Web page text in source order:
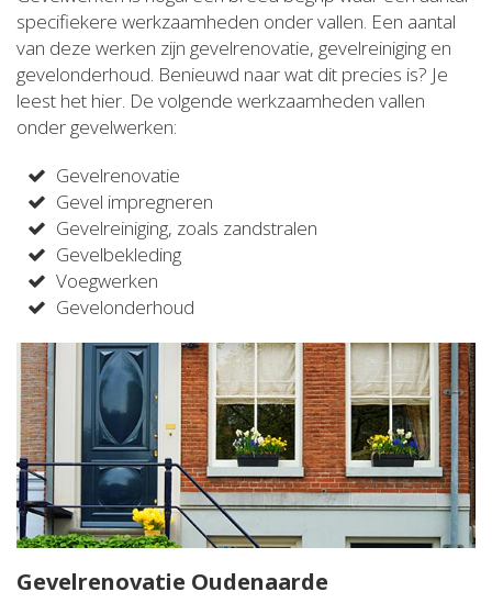
specifiekere werkzaamheden onder vallen. Een aantal
van deze werken zijn gevelrenovatie, gevelreiniging en
gevelonderhoud. Benieuwd naar wat dit precies is? Je
leest het hier. De volgende werkzaamheden vallen
onder gevelwerken:
Gevelrenovatie
Gevel impregneren
Gevelreiniging, zoals zandstralen
Gevelbekleding
Voegwerken
Gevelonderhoud
Gevelrenovatie Oudenaarde